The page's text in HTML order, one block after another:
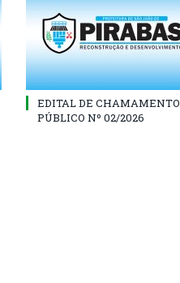
EDITAL DE CHAMAMENTO
PÚBLICO Nº 02/2026